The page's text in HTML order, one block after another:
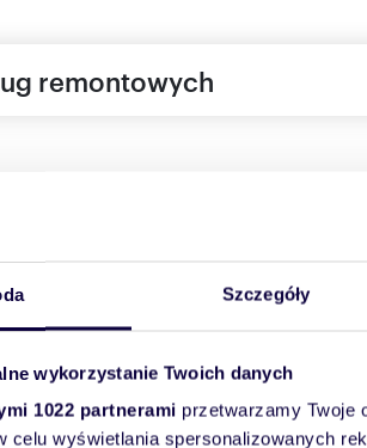
Szczegóły
wykorzystanie Twoich danych
1022 partnerami przetwarzamy Twoje
celu wyświetlania spersonalizowanych
remontowych
klientów – nawet do 60
już teraz! Oferta